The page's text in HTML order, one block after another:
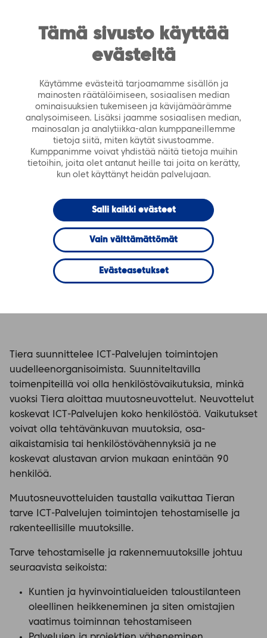
Tämä sivusto käyttää
evästeitä
Käytämme evästeitä tarjoamamme sisällön ja
mainosten räätälöimiseen, sosiaalisen median
ominaisuuksien tukemiseen ja kävijämäärämme
analysoimiseen. Lisäksi jaamme sosiaalisen median,
mainosalan ja analytiikka-alan kumppaneillemme
tietoja siitä, miten käytät sivustoamme.
Kumppanimme voivat yhdistää näitä tietoja muihin
tietoihin, joita olet antanut heille tai joita on kerätty,
kun olet käyttänyt heidän palvelujaan.
Salli kaikki evästeet
Vain välttämättömät
Evästeasetukset
https://tiera.fi/name FI SV
aloittaa muutosneuvottelut ICT-Palvelut-yksikössä
TIEDOTTEET 15.1.2025
Tiera aloittaa
muutosneuvottelut
ICT-Palvelut-
yksikössä
Tiera suunnittelee ICT-Palvelujen toimintojen
uudelleenorganisoimista. Suunniteltavilla
toimenpiteillä voi olla henkilöstövaikutuksia, minkä
vuoksi Tiera aloittaa muutosneuvottelut. Neuvottelut
koskevat ICT-Palvelujen koko henkilöstöä. Vaikutukset
voivat olla tehtävänkuvan muutoksia, osa-
aikaistamisia tai henkilöstövähennyksiä ja ne
koskevat alustavan arvion mukaan enintään 90
henkilöä.
Muutosneuvotteluiden taustalla vaikuttaa Tieran
tarve ICT-Palvelujen toimintojen tehostamiselle ja
rakenteellisille muutoksille.
Tarve tehostamiselle ja rakennemuutoksille johtuu
seuraavista seikoista:
Kuntien ja hyvinvointialueiden taloustilanteen
oleellinen heikkeneminen ja siten omistajien
vaatimus toiminnan tehostamiseen